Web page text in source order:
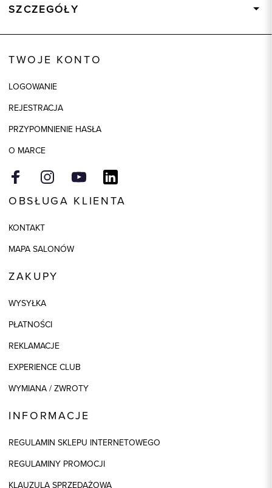
SZCZEGÓŁY
TWOJE KONTO
LOGOWANIE
REJESTRACJA
PRZYPOMNIENIE HASŁA
O MARCE
OBSŁUGA KLIENTA
KONTAKT
MAPA SALONÓW
ZAKUPY
WYSYŁKA
PŁATNOŚCI
REKLAMACJE
EXPERIENCE CLUB
WYMIANA / ZWROTY
INFORMACJE
REGULAMIN SKLEPU INTERNETOWEGO
REGULAMINY PROMOCJI
KLAUZULA SPRZEDAŻOWA